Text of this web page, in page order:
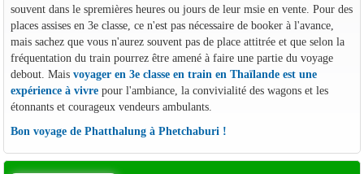
souvent dans le spremières heures ou jours de leur msie en vente. Pour des
places assises en 3e classe, ce n'est pas nécessaire de booker à l'avance,
mais sachez que vous n'aurez souvent pas de place attitrée et que selon la
fréquentation du train pourrez être amené à faire une partie du voyage
debout. Mais voyager en 3e classe en train en Thaïlande est une
expérience à vivrepour l'ambiance, la convivialité des wagons et les
étonnants et courageux vendeurs ambulants.
Bon voyage de Phatthalung à Phetchaburi !